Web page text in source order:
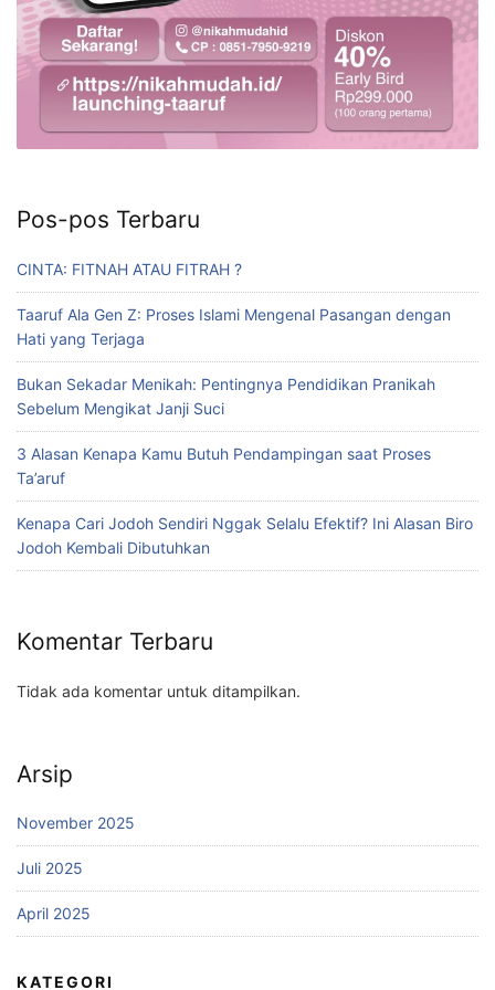
Pos-pos Terbaru
CINTA: FITNAH ATAU FITRAH ?
Taaruf Ala Gen Z: Proses Islami Mengenal Pasangan dengan
Hati yang Terjaga
Bukan Sekadar Menikah: Pentingnya Pendidikan Pranikah
Sebelum Mengikat Janji Suci
3 Alasan Kenapa Kamu Butuh Pendampingan saat Proses
Ta’aruf
Kenapa Cari Jodoh Sendiri Nggak Selalu Efektif? Ini Alasan Biro
Jodoh Kembali Dibutuhkan
Komentar Terbaru
Tidak ada komentar untuk ditampilkan.
Arsip
November 2025
Juli 2025
April 2025
KATEGORI